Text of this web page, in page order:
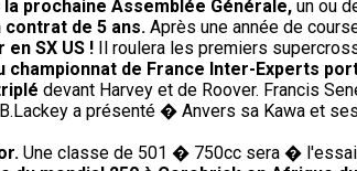
prochaine Assemblée Générale, un ou
contrat de 5 ans. Après une année de
SX US ! Il roulera les premiers
championnat de France Inter-Experts
devant Harvey et de Roover. Francis
B.Lackey a présenté � Anvers sa Kawa et
Une classe de 501 � 750cc sera � l'essai